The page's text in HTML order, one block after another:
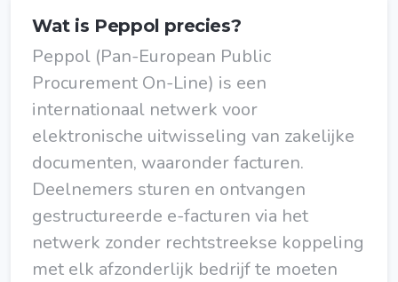
Wat is Peppol precies?
Peppol (Pan-European Public
Procurement On-Line) is een
internationaal netwerk voor
elektronische uitwisseling van zakelijke
documenten, waaronder facturen.
Deelnemers sturen en ontvangen
gestructureerde e-facturen via het
netwerk zonder rechtstreekse koppeling
met elk afzonderlijk bedrijf te moeten